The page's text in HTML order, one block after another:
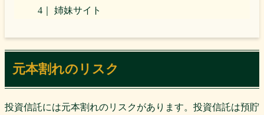
姉妹サイト
元本割れのリスク
投資信託には元本割れのリスクがあります。投資信託は預貯